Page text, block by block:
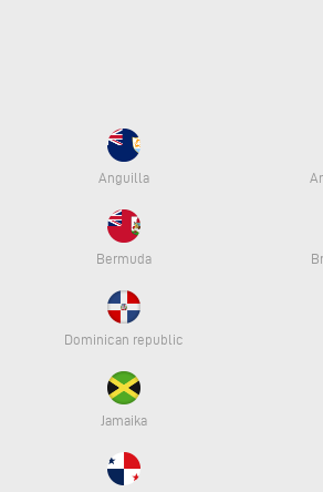
Anguilla
Bermuda
Dominican republic
Jamaika